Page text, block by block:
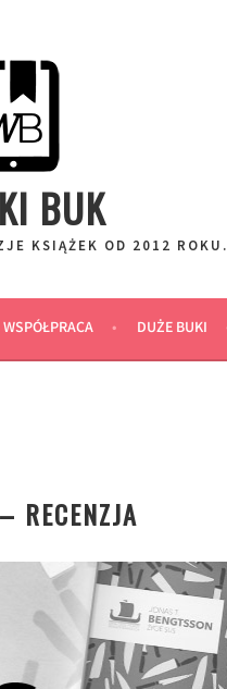
BUK
KSIĄŻEK OD 2012 ROKU.
DUŻE BUKI
RECENZJA